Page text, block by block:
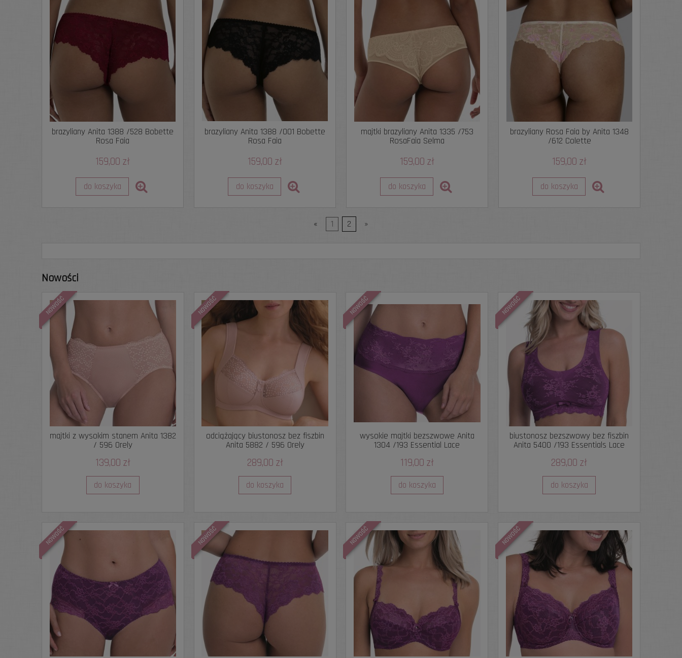
brazyliany Anita 1388 /528 Bobette
Rosa Faia
159,00 zł
do koszyka
brazyliany Anita 1388 /001 Bobette
Rosa Faia
159,00 zł
do koszyka
majtki brazyliany Anita 1335 /753
RosaFaia Selma
159,00 zł
do koszyka
brazyliany Rosa Faia by Anita 1348
/612 Colette
159,00 zł
do koszyka
« 1 2 »
Nowości
majtki z wysokim stanem Anita 1382
/ 596 Orely
139,00 zł
do koszyka
NOWOŚĆ
odciążający biustonosz bez fiszbin
Anita 5882 / 596 Orely
289,00 zł
do koszyka
NOWOŚĆ
wysokie majtki bezszwowe Anita
1304 /193 Essential Lace
119,00 zł
do koszyka
NOWOŚĆ
biustonosz bezszwowy bez fiszbin
Anita 5400 /193 Essentials Lace
289,00 zł
do koszyka
NOWOŚĆ
NOWOŚĆ NOWOŚĆ NOWOŚĆ NOWOŚĆ